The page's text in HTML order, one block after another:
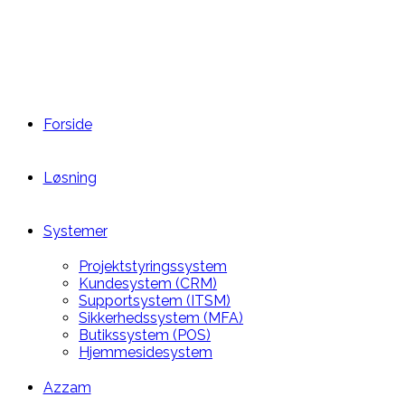
Forside
Løsning
Systemer
Projektstyringssystem
Kundesystem (CRM)
Supportsystem (ITSM)
Sikkerhedssystem (MFA)
Butikssystem (POS)
Hjemmesidesystem
Azzam